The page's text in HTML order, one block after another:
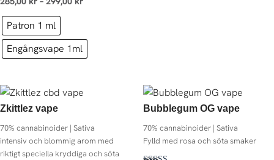
4.79
av 5
Patron 1 ml
Engångsvape 1ml
Zkittlez vape
70% cannabinoider | Sativa
intensiv och blommig arom med
riktigt speciella kryddiga och söta
Prisintervall:
299,00 kr
Bubblegum OG vape
70% cannabinoider | Sativa
Fylld med rosa och söta smaker
285,00 kr
till
299,00 kr